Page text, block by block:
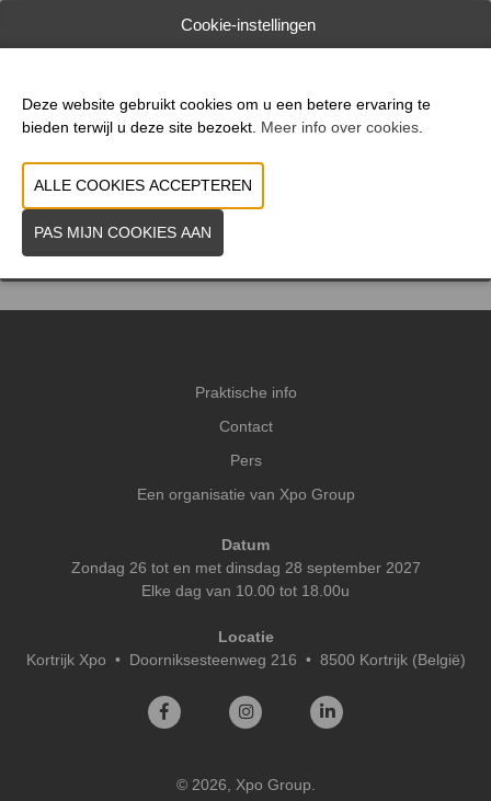
WEBSITE & CATALOGUS
FOTO'S
MERK
Praktische info
Contact
Pers
Een organisatie van Xpo Group
Datum
Zondag 26 tot en met dinsdag 28 september 2027
Elke dag van 10.00 tot 18.00u
Locatie
Kortrijk Xpo • Doorniksesteenweg 216 • 8500 Kortrijk (België)
© 2026, Xpo Group.
Cookie-instellingen
Deze website gebruikt cookies om u een betere ervaring te
bieden terwijl u deze site bezoekt. Meer info over cookies